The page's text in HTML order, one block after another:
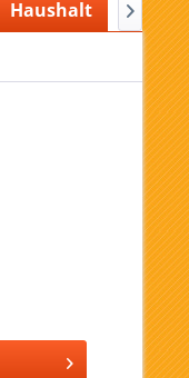
Haushalt Alles
